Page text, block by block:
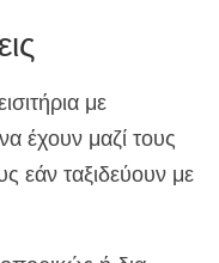
με
έχουν μαζί τους
εάν ταξιδεύουν με